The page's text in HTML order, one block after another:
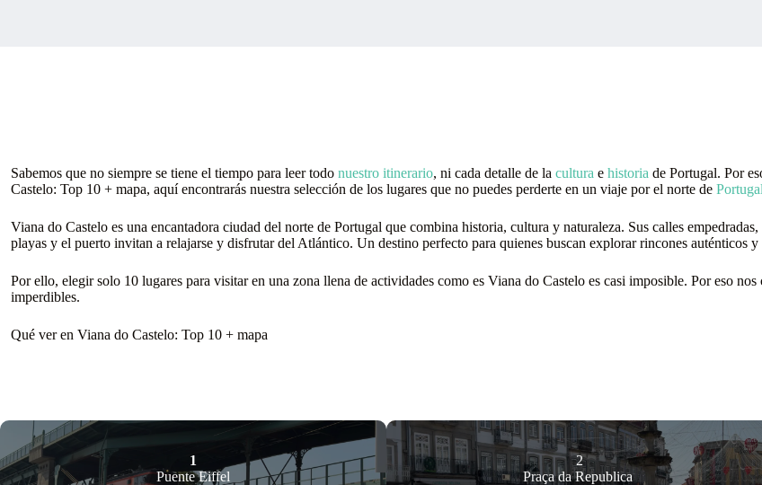
Sabemos que no siempre se tiene el tiempo para leer todo nuestro itinerario, ni cada detalle de la cultura e historia de Portugal. Por
Castelo: Top 10 + mapa, aquí encontrarás nuestra selección de los lugares que no puedes perderte en un viaje por el norte de
Viana do Castelo es una encantadora ciudad del norte de Portugal que combina historia, cultura y naturaleza. Sus calles
playas y el puerto invitan a relajarse y disfrutar del Atlántico. Un destino perfecto para quienes buscan explorar rincones auténticos y
Por ello, elegir solo 10 lugares para visitar en una zona llena de actividades como es Viana do Castelo es casi imposible. Por eso
imperdibles.
Qué ver en Viana do Castelo: Top 10 + mapa
1
Puente Eiffel
2
Praça da Republica